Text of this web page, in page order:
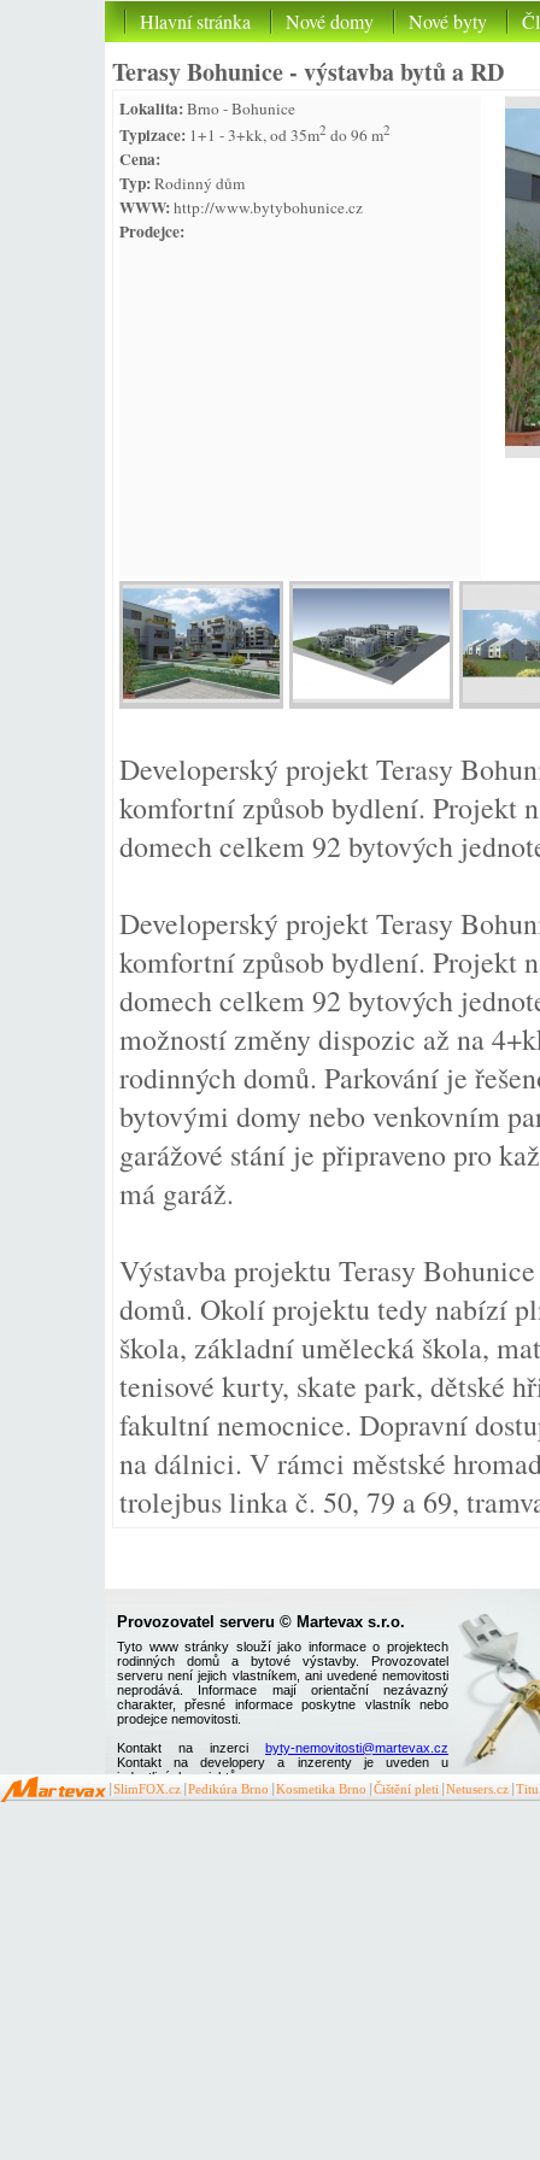
Hlavní stránka Nové domy Nové byty
Terasy Bohunice - výstavba bytů a RD
Lokalita:Brno - Bohunice
Typizace: 1+1 - 3+kk, od 35m2 do 96 m2
Cena:
Typ:Rodinný dům
WWW:http://www.bytybohunice.cz
Prodejce:
Developerský projekt Terasy
komfortní způsob bydlení. Projekt
domech celkem 92 bytových
Developerský projekt Terasy
komfortní způsob bydlení. Projekt
domech celkem 92 bytových
možností změny dispozic až na
rodinných domů. Parkování je
bytovými domy nebo venkovním
garážové stání je připraveno pro
má garáž.
Výstavba projektu Terasy
domů. Okolí projektu tedy nabízí
škola, základní umělecká škola,
tenisové kurty, skate park, dětské
fakultní nemocnice. Dopravní
na dálnici. V rámci městské
trolejbus linka č. 50, 79 a 69,
Provozovatel serveru © Martevax s.r.o.
Tyto www stránky slouží jako informace o projektech
rodinných domů a bytové výstavby. Provozovatel
serveru není jejich vlastníkem, ani uvedené nemovitosti
neprodává. Informace mají orientační nezávazný
charakter, přesné informace poskytne vlastník nebo
prodejce nemovitosti.
Kontakt na inzerci byty-nemovitosti@martevax.cz
Kontakt na developery a inzerenty je uveden u
jednotlivých projektů
SlimFOX.cz Pedikúra Brno Kosmetika Brno Čištění pleti Netusers.cz